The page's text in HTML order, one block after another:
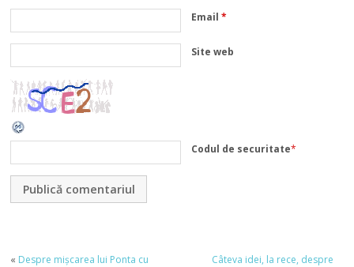
Email*
Site web
Codul de securitate*
« Despre mișcarea lui Ponta cu
Câteva idei, la rece, despre